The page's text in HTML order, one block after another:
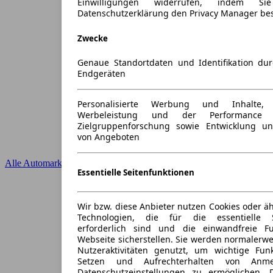
Einwilligungen widerrufen, indem
Datenschutzerklärung den Privacy Manager
Zwecke
Genaue Standortdaten und Identifikation
Endgeräten
Personalisierte Werbung und Inhalte,
Werbeleistung und der
Zielgruppenforschung sowie Entwicklung
von Angeboten
Essentielle Seitenfunktionen
Wir bzw. diese Anbieter nutzen Cookies oder
Technologien, die für die essentielle
erforderlich sind und die einwandfreie
Webseite sicherstellen. Sie werden
Nutzeraktivitäten genutzt, um wichtige
Setzen und Aufrechterhalten von
Alle Automarken